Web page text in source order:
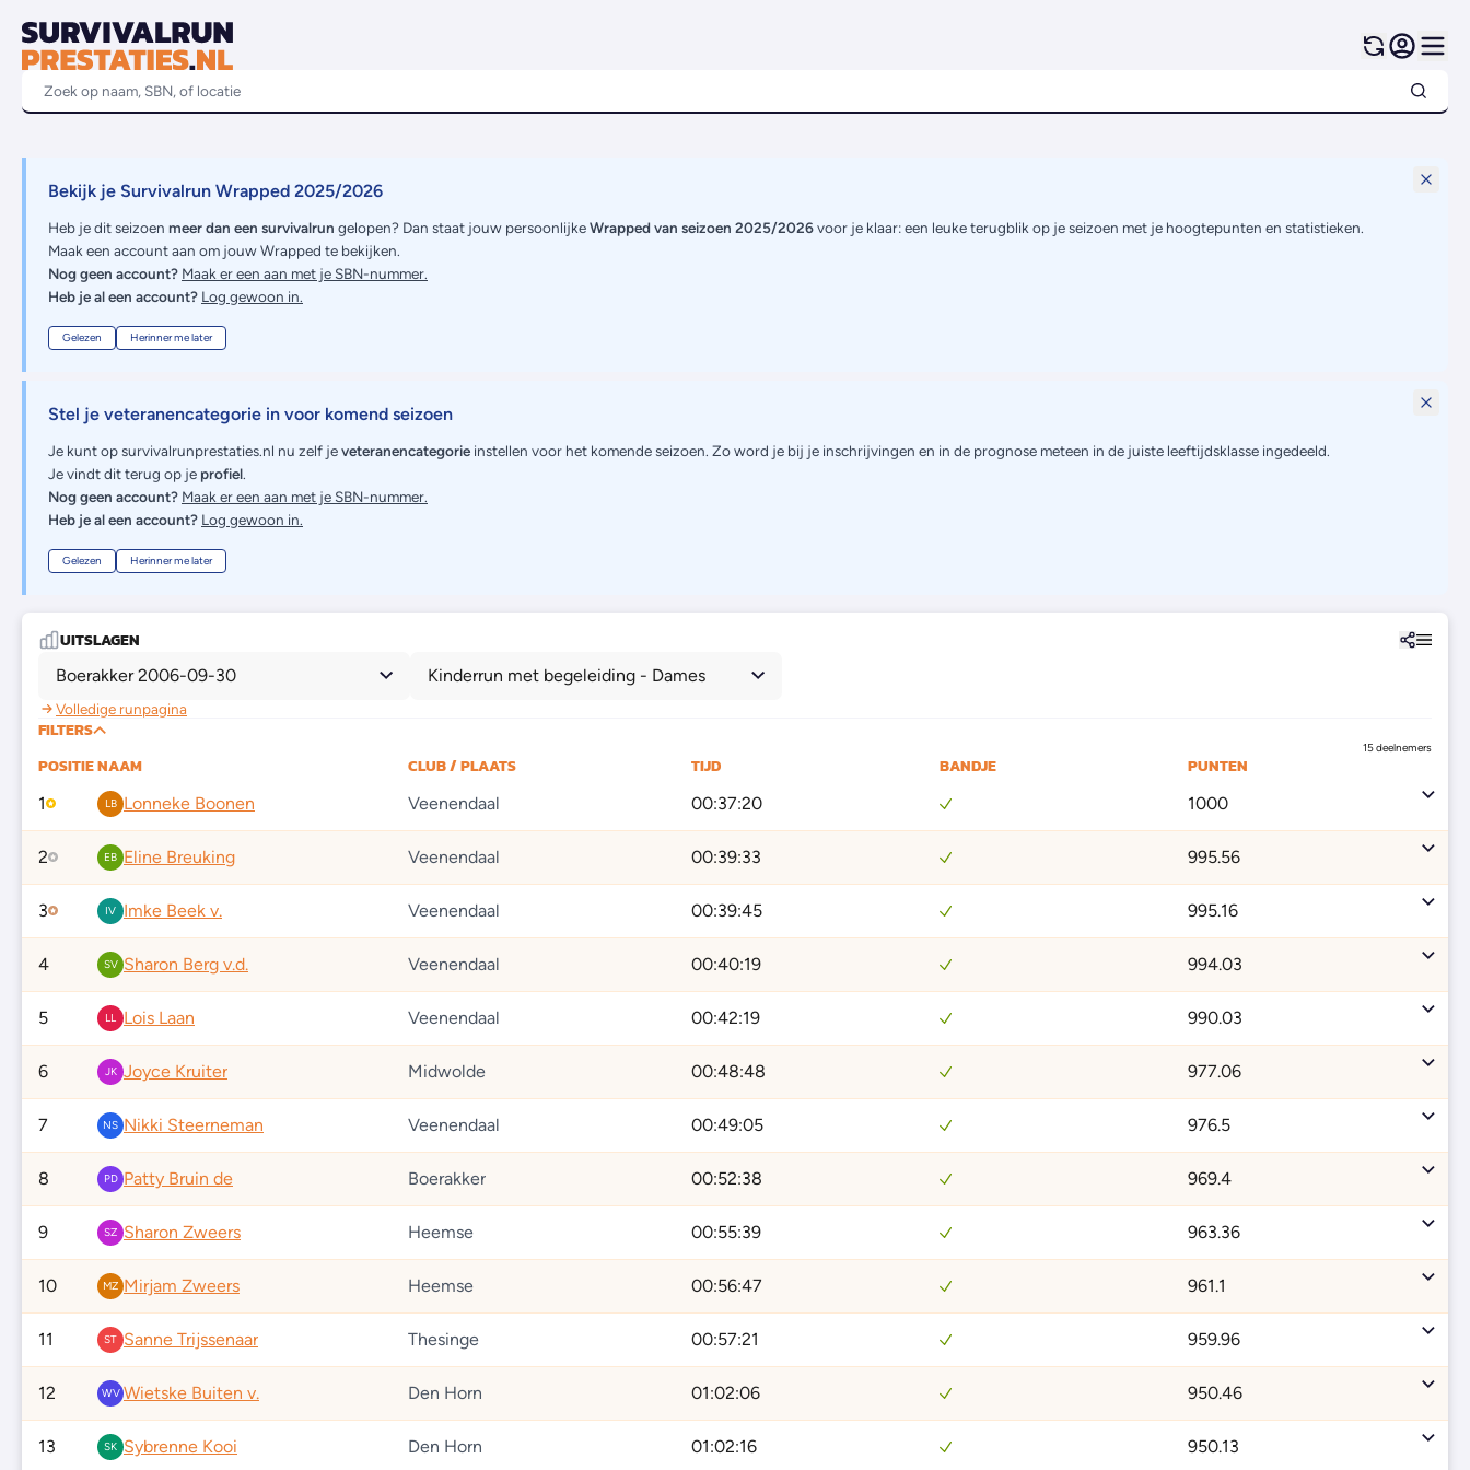
Bekijk je Survivalrun Wrapped 2025/2026
Heb je dit seizoen meer dan een survivalrun gelopen? Dan staat jouw persoonlijkeWrapped van seizoen 2025/2026voor je klaar: een leuke terugblik op je seizoen met je hoogtepunten en statistieken.
Maak een account aan om jouw Wrapped te bekijken.
Nog geen account? Maak er een aan met je SBN-nummer.
Heb je al een account? Log gewoon in.
Gelezen Herinner me later
Stel je veteranencategorie in voor komend seizoen
Je kunt op survivalrunprestaties.nl nu zelf jeveteranencategorie instellen voor het komende seizoen. Zo word je bij je inschrijvingen en in de prognose meteen in de juiste leeftijdsklasse ingedeeld.
Je vindt dit terug op je profiel.
Nog geen account? Maak er een aan met je SBN-nummer.
Heb je al een account? Log gewoon in.
Gelezen Herinner me later
UITSLAGEN
Boerakker 2006-09-30 Kinderrun met begeleiding - Dames
Volledige runpagina
FILTERS
15 deelnemers
POSITIENAAM CLUB / PLAATS TIJD BANDJE PUNTEN
1 LB Lonneke Boonen Veenendaal 00:37:20 1000
2 EB Eline Breuking Veenendaal 00:39:33 995.56
3 IV Imke Beek v. Veenendaal 00:39:45 995.16
4 SV Sharon Berg v.d. Veenendaal 00:40:19 994.03
5 LL Lois Laan Veenendaal 00:42:19 990.03
6 JK Joyce Kruiter Midwolde 00:48:48 977.06
7 NS Nikki Steerneman Veenendaal 00:49:05 976.5
8 PD Patty Bruin de Boerakker 00:52:38 969.4
9 SZ Sharon Zweers Heemse 00:55:39 963.36
10 MZ Mirjam Zweers Heemse 00:56:47 961.1
11 ST Sanne Trijssenaar Thesinge 00:57:21 959.96
12 WV Wietske Buiten v. Den Horn 01:02:06 950.46
13 SK Sybrenne Kooi Den Horn 01:02:16 950.13